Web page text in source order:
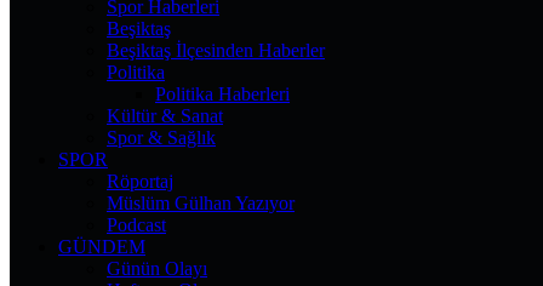
Spor Haberleri
Beşiktaş
Beşiktaş İlçesinden Haberler
Politika
Politika Haberleri
Kültür & Sanat
Spor & Sağlık
SPOR
Röportaj
Müslüm Gülhan Yazıyor
Podcast
GÜNDEM
Günün Olayı